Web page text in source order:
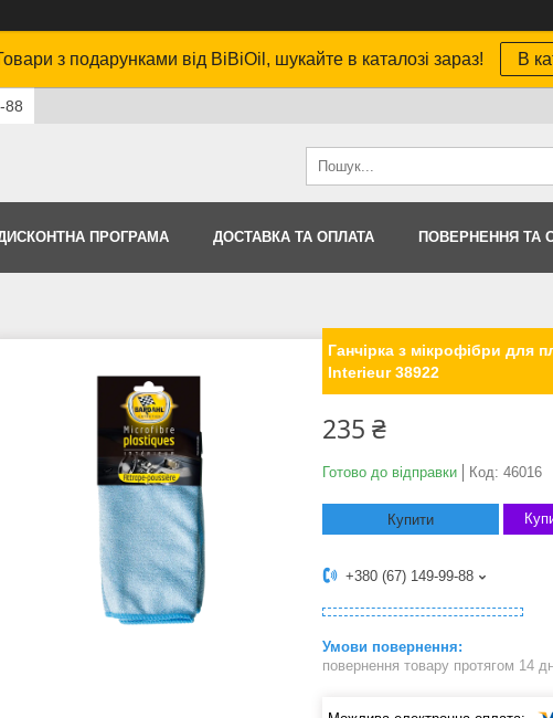
з подарунками від BiBiOil, шукайте в каталозі зараз! В
88
ПРОГРАМА ДОСТАВКА ТА ОПЛАТА ПОВЕРНЕННЯ ТА
Ганчірка з мікрофібри для
Interieur 38922
235 ₴
Готово до відправки Код: 46016
Купити
+380 (67) 149-99-88
повернення товару протягом 14